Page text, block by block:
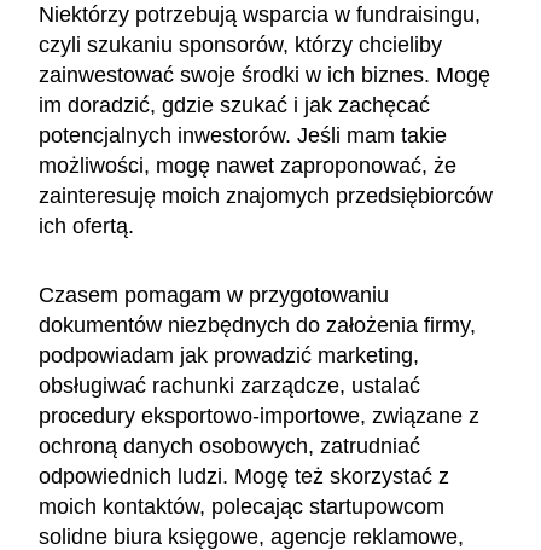
Niektórzy potrzebują wsparcia w fundraisingu,
czyli szukaniu sponsorów, którzy chcieliby
zainwestować swoje środki w ich biznes. Mogę
im doradzić, gdzie szukać i jak zachęcać
potencjalnych inwestorów. Jeśli mam takie
możliwości, mogę nawet zaproponować, że
zainteresuję moich znajomych przedsiębiorców
ich ofertą.
Czasem pomagam w przygotowaniu
dokumentów niezbędnych do założenia firmy,
podpowiadam jak prowadzić marketing,
obsługiwać rachunki zarządcze, ustalać
procedury eksportowo-importowe, związane z
ochroną danych osobowych, zatrudniać
odpowiednich ludzi. Mogę też skorzystać z
moich kontaktów, polecając startupowcom
solidne biura księgowe, agencje reklamowe,